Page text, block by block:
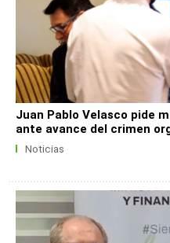
Juan Pablo Velasco pide
ante avance del crimen
Noticias